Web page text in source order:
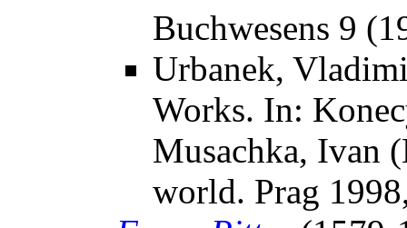
Buchwesens 9
Urbanek,
Works. In:
Musachka, Ivan
world. Prag